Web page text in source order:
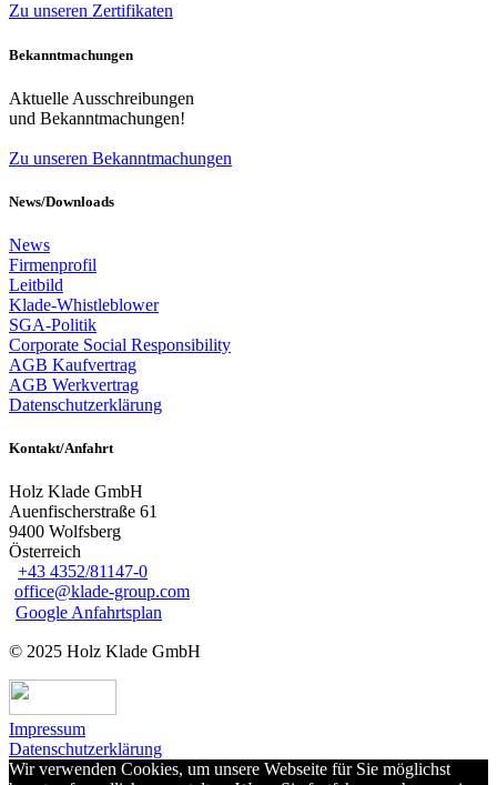
Zu unseren Zertifikaten
Bekanntmachungen
Aktuelle Ausschreibungen
und Bekanntmachungen!
Zu unseren Bekanntmachungen
News/Downloads
News
Firmenprofil
Leitbild
Klade-Whistleblower
SGA-Politik
Corporate Social Responsibility
AGB Kaufvertrag
AGB Werkvertrag
Datenschutzerklärung
Kontakt/Anfahrt
Holz Klade GmbH
Auenfischerstraße 61
9400 Wolfsberg
Österreich
+43 4352/81147-0
office@klade-group.com
Google Anfahrtsplan
© 2025 Holz Klade GmbH
Impressum
Datenschutzerklärung
Wir verwenden Cookies, um unsere Webseite für Sie möglichst